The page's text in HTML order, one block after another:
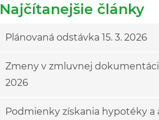
Najčítanejšie články
Plánovaná odstávka 15. 3. 2026
Zmeny v zmluvnej dokumentácii
2026
Podmienky získania hypotéky a